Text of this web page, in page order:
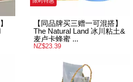
【同品牌买三赠一可混搭】
The Natural Land 冰川粘土&
麦卢卡蜂蜜 ...
NZ$23.39